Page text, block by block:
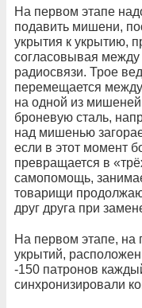
На первом этапе
подавить мишени,
укрытия к укрытию,
согласовывая
радиосвязи. Трое
перемещается
на одной из
броневую сталь,
над мишенью
если в этот момент
превращается в
самопомощь,
товарищи
друг друга при
На первом этапе, на
укрытий,
-150 патронов
синхронизировали